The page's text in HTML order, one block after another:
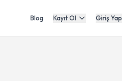
Blog Kayıt Ol Giriş Yap